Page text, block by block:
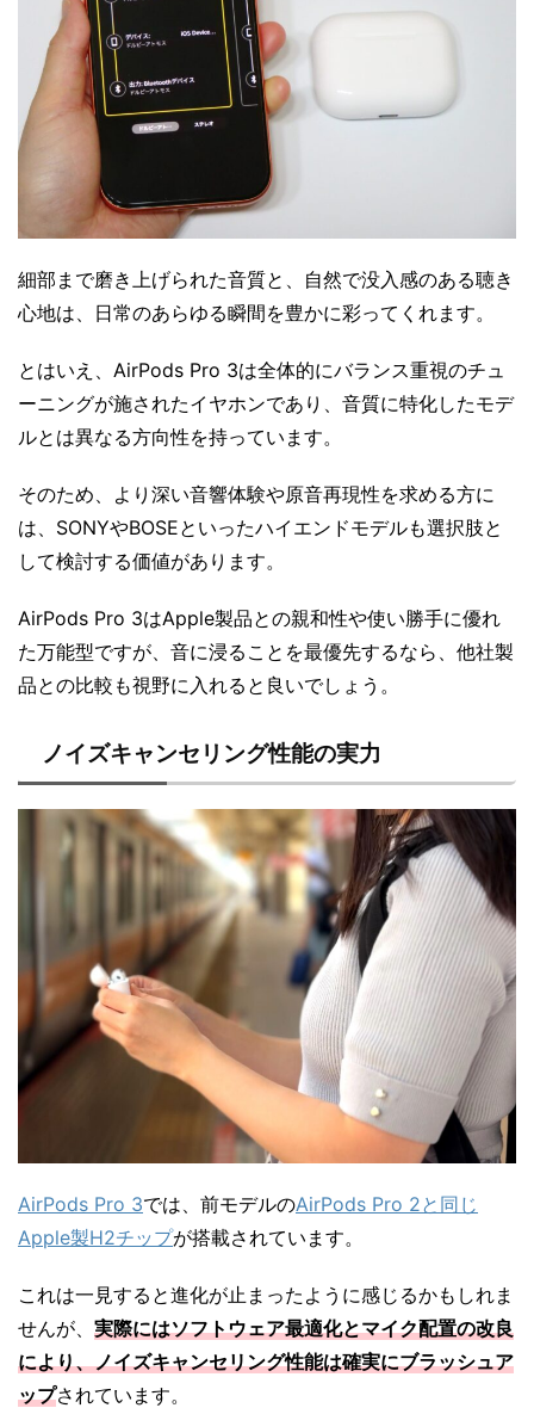
細部まで磨き上げられた音質と、自然で没入感のある聴き
心地は、日常のあらゆる瞬間を豊かに彩ってくれます。
とはいえ、AirPods Pro 3は全体的にバランス重視のチュ
ーニングが施されたイヤホンであり、音質に特化したモデ
ルとは異なる方向性を持っています。
そのため、より深い音響体験や原音再現性を求める方に
は、SONYやBOSEといったハイエンドモデルも選択肢と
して検討する価値があります。
AirPods Pro 3はApple製品との親和性や使い勝手に優れ
た万能型ですが、音に浸ることを最優先するなら、他社製
品との比較も視野に入れると良いでしょう。
ノイズキャンセリング性能の実力
AirPods Pro 3では、前モデルのAirPods Pro 2と同じ
Apple製H2チップが搭載されています。
これは一見すると進化が止まったように感じるかもしれま
せんが、 実際にはソフトウェア最適化とマイク配置の改良
により、ノイズキャンセリング性能は確実にブラッシュア
ップされています。